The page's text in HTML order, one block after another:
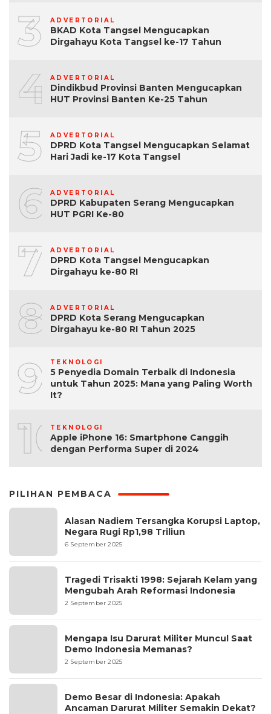
3 ADVERTORIAL
BKAD Kota Tangsel Mengucapkan
Dirgahayu Kota Tangsel ke-17 Tahun
4 ADVERTORIAL
Dindikbud Provinsi Banten Mengucapkan
HUT Provinsi Banten Ke-25 Tahun
5 ADVERTORIAL
DPRD Kota Tangsel Mengucapkan Selamat
Hari Jadi ke-17 Kota Tangsel
6 ADVERTORIAL
DPRD Kabupaten Serang Mengucapkan
HUT PGRI Ke-80
7 ADVERTORIAL
DPRD Kota Tangsel Mengucapkan
Dirgahayu ke-80 RI
8 ADVERTORIAL
DPRD Kota Serang Mengucapkan
Dirgahayu ke-80 RI Tahun 2025
9 TEKNOLOGI
5 Penyedia Domain Terbaik di Indonesia
untuk Tahun 2025: Mana yang Paling Worth
It?
10TEKNOLOGI
Apple iPhone 16: Smartphone Canggih
dengan Performa Super di 2024
PILIHAN PEMBACA
Alasan Nadiem Tersangka Korupsi Laptop,
Negara Rugi Rp1,98 Triliun
6 September 2025
Tragedi Trisakti 1998: Sejarah Kelam yang
Mengubah Arah Reformasi Indonesia
2 September 2025
Mengapa Isu Darurat Militer Muncul Saat
Demo Indonesia Memanas?
2 September 2025
Demo Besar di Indonesia: Apakah
Ancaman Darurat Militer Semakin Dekat?